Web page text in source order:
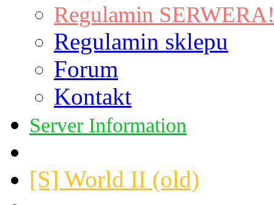
Regulamin
Regulamin sklepu
Forum
Kontakt
Server Information
[S] World II (old)